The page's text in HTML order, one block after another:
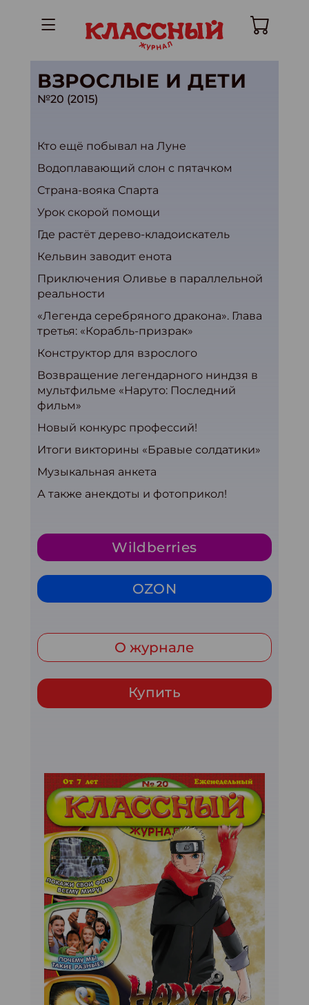
ВЗРОСЛЫЕ И ДЕТИ
№20 (2015)
Кто ещё побывал на Луне
Водоплавающий слон с пятачком
Страна-вояка Спарта
Урок скорой помощи
Где растёт дерево-кладоискатель
Кельвин заводит енота
Приключения Оливье в параллельной
реальности
«Легенда серебряного дракона». Глава
третья: «Корабль-призрак»
Конструктор для взрослого
Возвращение легендарного ниндзя в
мультфильме «Наруто: Последний
фильм»
Новый конкурс профессий!
Итоги викторины «Бравые солдатики»
Музыкальная анкета
А также анекдоты и фотоприкол!
Wildberries
OZON
О журнале
Купить